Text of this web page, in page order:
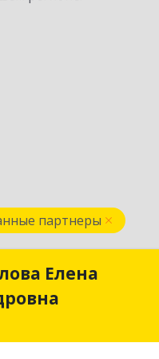
партнеры
Елена
Данилова Елена
Александровна